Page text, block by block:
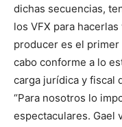
dichas secuencias,
los VFX para
producer es el
cabo conforme a lo
carga jurídica y fiscal
“Para nosotros lo
espectaculares. Gael